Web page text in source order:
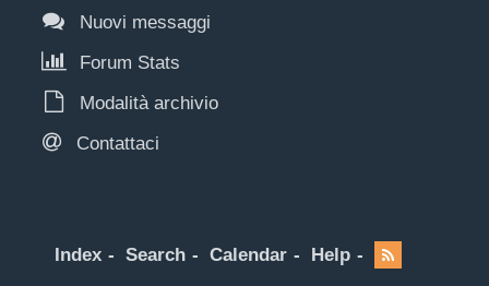
Nuovi messaggi
Forum Stats
Modalità archivio
Contattaci
Index Search Calendar Help